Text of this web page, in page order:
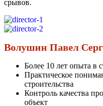
срывов.
Волушин Павел
Более 10 лет опыта в
Практическое
строительства
Контроль качества
объект